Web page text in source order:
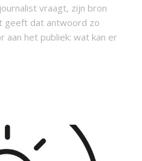
vraagt, zijn bron
geeft dat antwoord zo
aan het publiek: wat kan er